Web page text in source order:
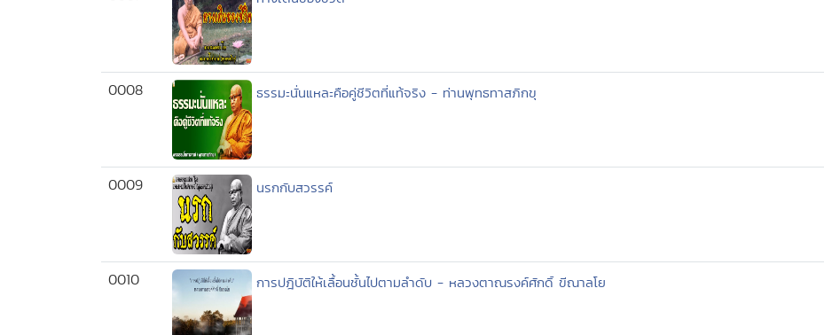
0008 ธรรมะนั่นแหละคือคู่ชีวิตที่แท้จริง - ท่านพุทธทาสภิกขุ
0009 นรกกับสวรรค์
0010 การปฎิบัติให้เลื้อนชั้นไปตามลำดับ - หลวงตาณรงค์ศักดิ์ ขีณาลโย